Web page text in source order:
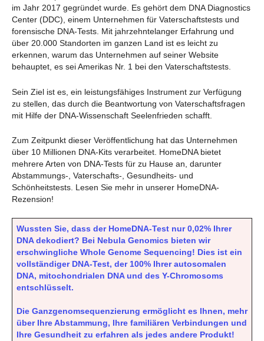
im Jahr 2017 gegründet wurde. Es gehört dem DNA Diagnostics
Center (DDC), einem Unternehmen für Vaterschaftstests und
forensische DNA-Tests. Mit jahrzehntelanger Erfahrung und
über 20.000 Standorten im ganzen Land ist es leicht zu
erkennen, warum das Unternehmen auf seiner Website
behauptet, es sei Amerikas Nr. 1 bei den Vaterschaftstests.
Sein Ziel ist es, ein leistungsfähiges Instrument zur Verfügung
zu stellen, das durch die Beantwortung von Vaterschaftsfragen
mit Hilfe der DNA-Wissenschaft Seelenfrieden schafft.
Zum Zeitpunkt dieser Veröffentlichung hat das Unternehmen
über 10 Millionen DNA-Kits verarbeitet. HomeDNA bietet
mehrere Arten von DNA-Tests für zu Hause an, darunter
Abstammungs-, Vaterschafts-, Gesundheits- und
Schönheitstests. Lesen Sie mehr in unserer HomeDNA-
Rezension!
Wussten Sie, dass der HomeDNA-Test nur 0,02% Ihrer
DNA dekodiert? Bei Nebula Genomics bieten wir
erschwingliche Whole Genome Sequencing! Dies ist ein
vollständiger DNA-Test, der 100% Ihrer autosomalen
DNA, mitochondrialen DNA und des Y-Chromosoms
entschlüsselt.
Die Ganzgenomsequenzierung ermöglicht es Ihnen, mehr
über Ihre Abstammung, Ihre familiären Verbindungen und
Ihre Gesundheit zu erfahren als jedes andere Produkt!